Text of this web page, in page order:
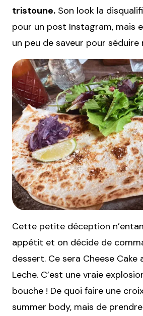
tristoune. Son look la
pour un post Instagram, mais
un peu de saveur pour séduire
Cette petite déception
appétit et on décide de
dessert. Ce sera Cheese Cake
Leche. C’est une vraie
bouche ! De quoi faire une
summer body, mais de